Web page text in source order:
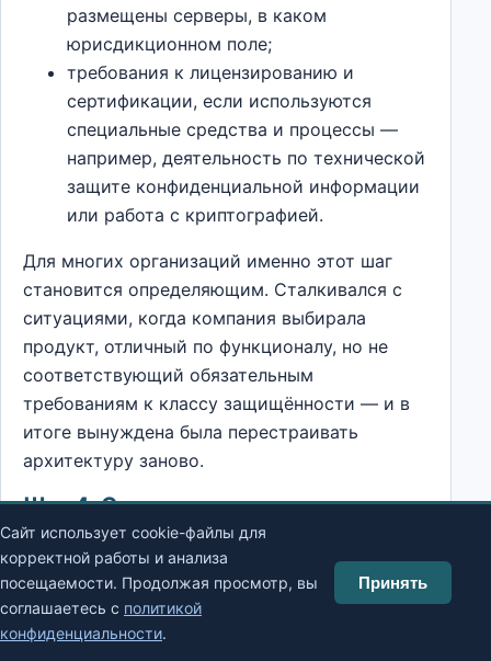
размещены серверы, в каком
юрисдикционном поле;
требования к лицензированию и
сертификации, если используются
специальные средства и процессы —
например, деятельность по технической
защите конфиденциальной информации
или работа с криптографией.
Для многих организаций именно этот шаг
становится определяющим. Сталкивался с
ситуациями, когда компания выбирала
продукт, отличный по функционалу, но не
соответствующий обязательным
требованиям к классу защищённости — и в
итоге вынуждена была перестраивать
архитектуру заново.
Шаг 4. Соотнесите защиту с
процессами
ИБ не должна парализовать работу. Если
сотрудник тратит пятнадцать минут на
аутентификацию, а согласование доступа
Сайт использует cookie-файлы для
корректной работы и анализа
посещаемости. Продолжая просмотр, вы
соглашаетесь с политикой
конфиденциальности.
Принять